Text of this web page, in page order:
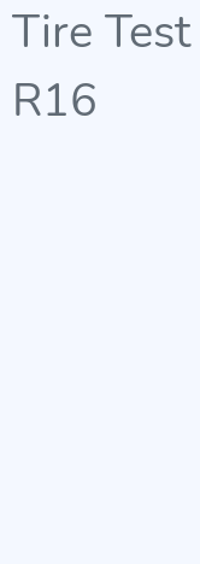
Tire Test
R16